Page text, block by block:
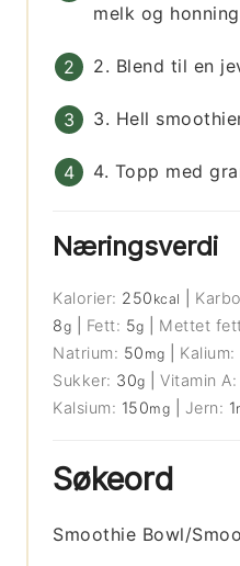
melk og
2. Blend til en
3. Hell
4. Topp med
Næringsverdi
Kalorier: 250 kcal
8g Fett: 5g Mettet
Natrium: 50 mg Kalium:
Sukker: 30g |Vitamin A:
Kalsium: 150mg Jern: 1
Søkeord
Smoothie Bowl/